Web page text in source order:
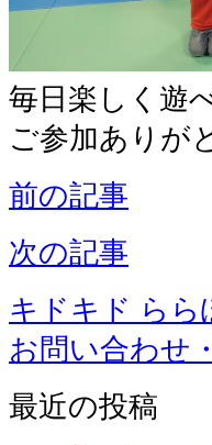
毎日楽しく遊
ご参加ありが
前の記事
次の記事
キドキド らら
お問い合わせ
最近の投稿